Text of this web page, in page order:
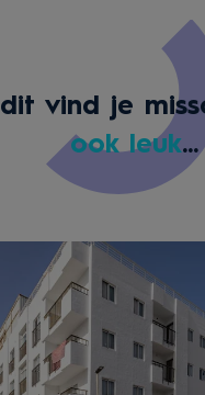
dit vind je
ook leuk...